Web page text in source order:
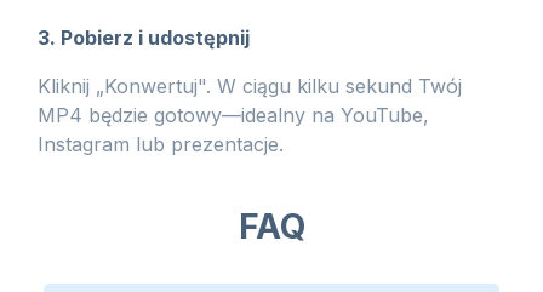
3. Pobierz i udostępnij
Kliknij „Konwertuj". W ciągu kilku sekund Twój
MP4 będzie gotowy—idealny na YouTube,
Instagram lub prezentacje.
FAQ